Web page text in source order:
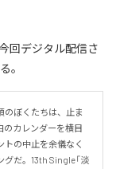
回デジタル配信さ
。
のぼくたちは、止ま
のカレンダーを横目
トの中止を余儀なく
だ。13th Single「淡